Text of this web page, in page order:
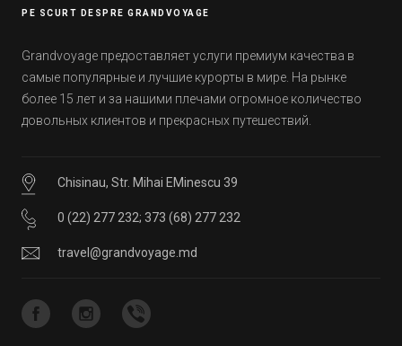
PE SCURT DESPRE GRANDVOYAGE
Grandvoyage предоставляет услуги премиум качества в
самые популярные и лучшие курорты в мире. На рынке
более 15 лет и за нашими плечами огромное количество
довольных клиентов и прекрасных путешествий.
Chisinau, Str. Mihai EMinescu 39
0 (22) 277 232; 373 (68) 277 232
travel@grandvoyage.md